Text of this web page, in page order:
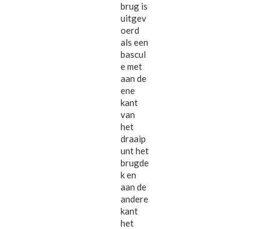
brug is
uitgev
oerd
als een
bascul
e met
aan de
ene
kant
van
het
draaip
unt het
brugde
k en
aan de
andere
kant
het